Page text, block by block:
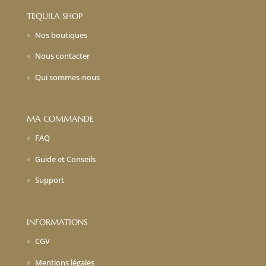
TEQUILA SHOP
Nos boutiques
Nous contacter
Qui sommes-nous
MA COMMANDE
FAQ
Guide et Conseils
Support
INFORMATIONS
CGV
Mentions légales